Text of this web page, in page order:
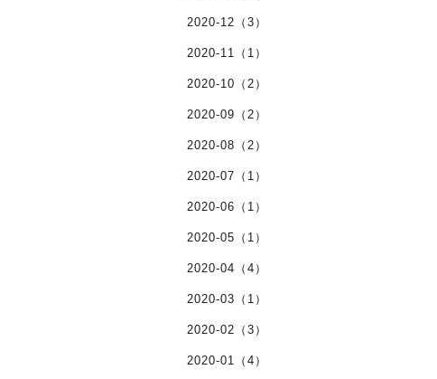
2020-12（3）
2020-11（1）
2020-10（2）
2020-09（2）
2020-08（2）
2020-07（1）
2020-06（1）
2020-05（1）
2020-04（4）
2020-03（1）
2020-02（3）
2020-01（4）